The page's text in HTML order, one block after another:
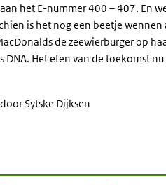
het E-nummer 400 – 407. En
is het nog een beetje wennen
de zeewierburger op
Het eten van de toekomst
Sytske Dijksen